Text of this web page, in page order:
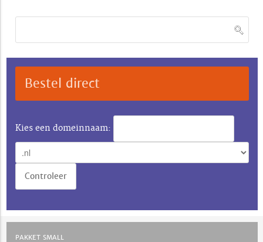
Bestel direct
Kies een domeinnaam:
PAKKET SMALL